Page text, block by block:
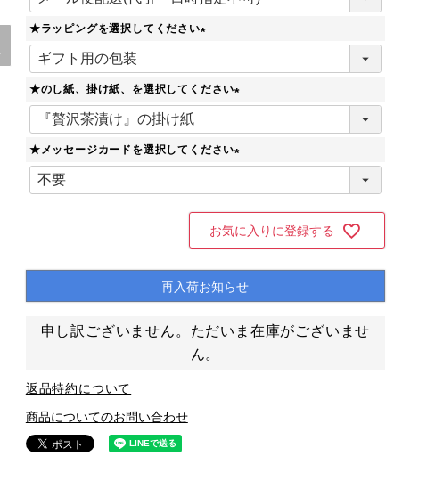
必
須
)
★ラッピングを選択してください
必
須
)
★のし紙、掛け紙、を選択してください
必
須
)
★メッセージカードを選択してください
必
)
お気に入りに登録する
再入荷お知らせ
申し訳ございません。ただいま在庫がございませ
ん。
返品特約について
商品についてのお問い合わせ